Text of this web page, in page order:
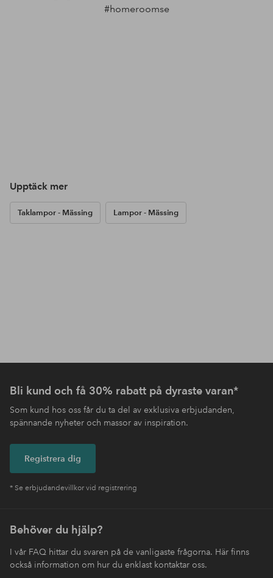
#homeroomse
Upptäck mer
Taklampor - Mässing Lampor - Mässing
Bli kund och få 30% rabatt på dyraste varan*
Som kund hos oss får du ta del av exklusiva erbjudanden,
spännande nyheter och massor av inspiration.
Registrera dig
* Se erbjudandevillkor vid registrering
Behöver du hjälp?
I vår FAQ hittar du svaren på de vanligaste frågorna. Här finns
också information om hur du enklast kontaktar oss.